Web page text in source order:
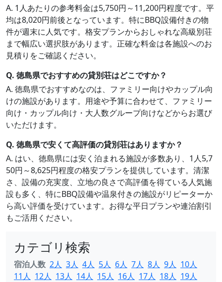
A. 1人あたりの参考料金は5,750円～11,200円程度です。平
均は8,020円前後となっています。特にBBQ設備付きの物
件が週末に人気です。格安プランからおしゃれな高級別荘
まで幅広い選択肢があります。正確な料金は各施設へのお
見積りをご確認ください。
Q. 徳島県でおすすめの貸別荘はどこですか？
A. 徳島県でおすすめなのは、ファミリー向けやカップル向
けの施設があります。用途や予算に合わせて、ファミリー
向け・カップル向け・大人数グループ向けなどからお選び
いただけます。
Q. 徳島県で安くて高評価の貸別荘はありますか？
A. はい、徳島県には安く泊まれる施設が多数あり、1人5,7
50円～8,625円程度の格安プランを提供しています。清潔
さ、設備の充実度、立地の良さで高評価を得ている人気施
設も多く、特にBBQ設備や温泉付きの施設がリピーターか
ら高い評価を受けています。お得な平日プランや連泊割引
もご活用ください。
カテゴリ検索
宿泊人数 2人 3人 4人 5人 6人 7人 8人 9人 10人
11人 12人 13人 14人 15人 16人 17人 18人 19人